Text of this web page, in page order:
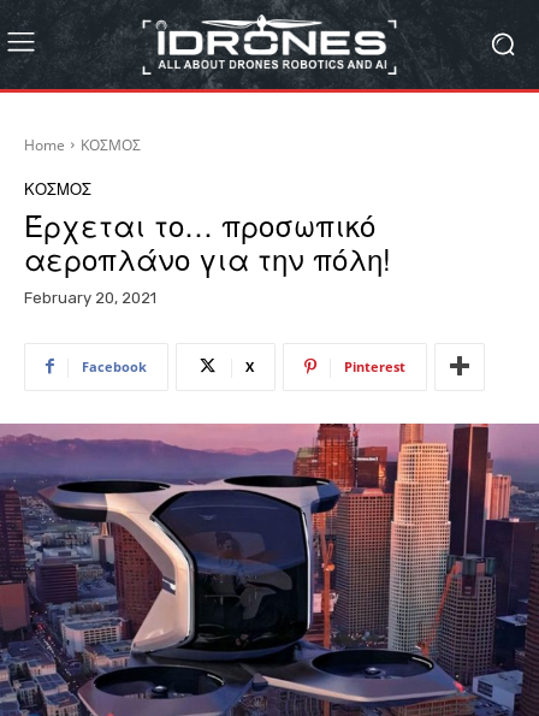
Home ΚΟΣΜΟΣ
ΚΟΣΜΟΣ
Έρχεται το… προσωπικό
αεροπλάνο για την πόλη!
February 20, 2021
Facebook X Pinterest